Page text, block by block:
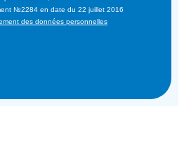
№2284 en date du 22 juillet 2016
des données personnelles